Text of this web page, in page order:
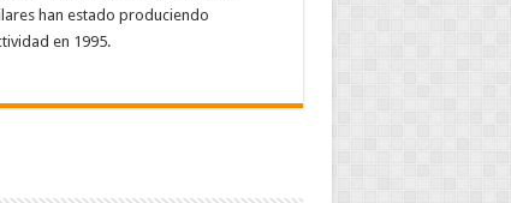
han estado produciendo
en 1995.